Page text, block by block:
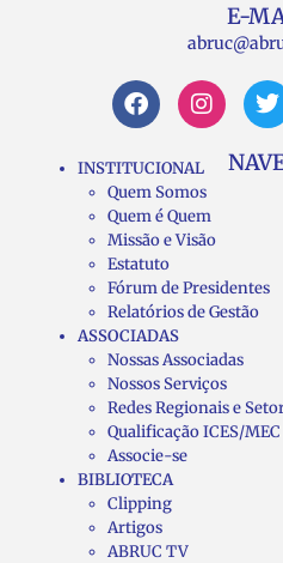
E-
INSTITUCIONAL
Quem Somos
Quem é Quem
Missão e Visão
Estatuto
Fórum de Presidentes
Relatórios de Gestão
ASSOCIADAS
Nossas Associadas
Nossos Serviços
Redes Regionais e
Qualificação ICES/MEC
Associe-se
BIBLIOTECA
Clipping
Artigos
ABRUC TV